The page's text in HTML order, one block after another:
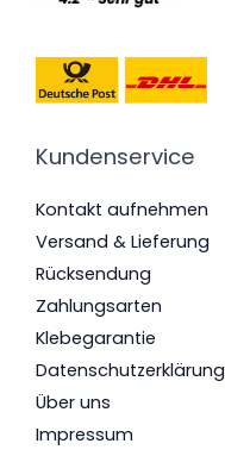
Kundenservice
Kontakt aufnehmen
Versand & Lieferung
Rücksendung
Zahlungsarten
Klebegarantie
Datenschutzerklärung
Über uns
Impressum